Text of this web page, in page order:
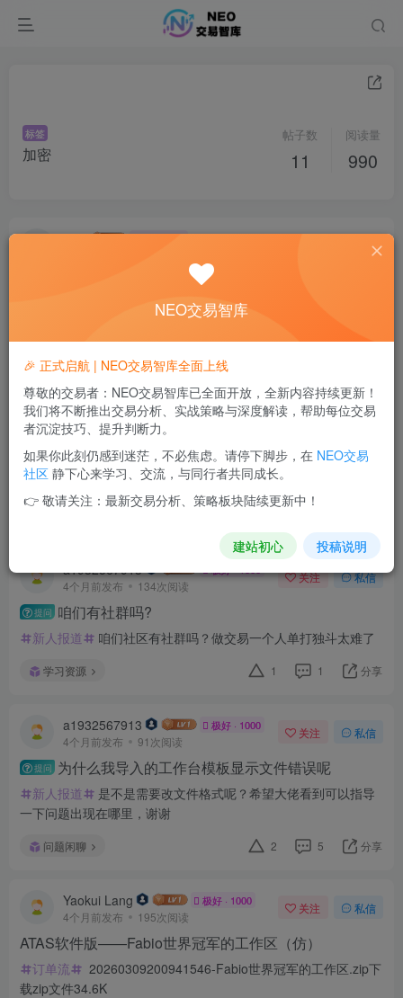
标签
加密
帖子数
11
阅读量
990
图图 良好 · 560 私信
我是一名日内交易者加密货币
我想请求有没有大佬指点一下足迹图的使用和热图的搭配
学习资源 7 1 分享
Vision 良好 · 560
4个月前发布 108次阅读
关注 私信
咨询一下各位大哥大大
各位大佬，请问老大之前视频里讲了一半的BN的0费率怎么搞？
查了很多渠道都没找到说的那个视频，
a1932567913
4个月前发布 134次阅读
关注 私信
提问 咱们有社群吗?
新人报道 咱们社区有社群吗？做交易一个人单打独斗太难了
学习资源 1 1 分享
a1932567913 极好 · 1000
4个月前发布 91次阅读
关注 私信
提问 为什么我导入的工作台模板显示文件错误呢
新人报道
是不是需要改文件格式呢？希望大佬看到可以指导
一下问题出现在哪里，谢谢
问题闲聊 2 5 分享
Yaokui Lang 极好 · 1000
4个月前发布 195次阅读
关注 私信
ATAS软件版——Fabio世界冠军的工作区（仿）
订单流
20260309200941546-Fabio世界冠军的工作区.zip下
载zip文件34.6K
NEO交易智库
🎉 正式启航 | NEO交易智库全面上线
尊敬的交易者：NEO交易智库已全面开放，全新内容持续更新！
我们将不断推出交易分析、实战策略与深度解读，帮助每位交易
者沉淀技巧、提升判断力。
如果你此刻仍感到迷茫，不必焦虑。请停下脚步，在 NEO交易
社区 静下心来学习、交流，与同行者共同成长。
👉 敬请关注：最新交易分析、策略板块陆续更新中！
建站初心 投稿说明